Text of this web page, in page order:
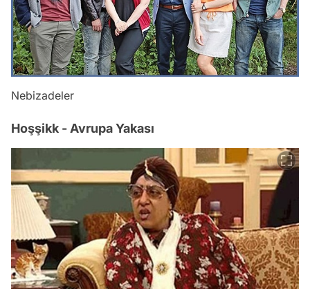
Nebizadeler
Hoşşikk - Avrupa Yakası